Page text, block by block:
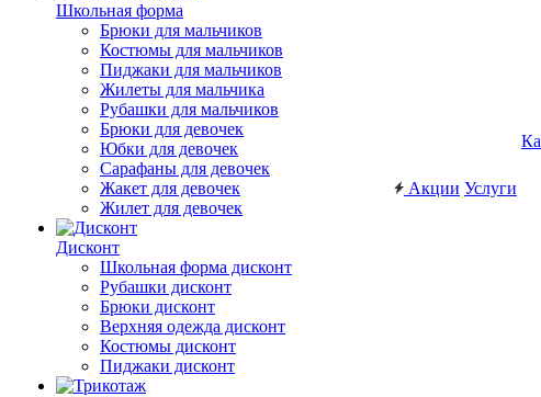
Школьная форма
Брюки для мальчиков
Костюмы для мальчиков
Пиджаки для мальчиков
Жилеты для мальчика
Рубашки для мальчиков
Брюки для девочек
Юбки для девочек
Сарафаны для девочек
Жакет для девочек
Жилет для девочек
Дисконт
Школьная форма дисконт
Рубашки дисконт
Брюки дисконт
Верхняя одежда дисконт
Костюмы дисконт
Пиджаки дисконт
Акции Услуги